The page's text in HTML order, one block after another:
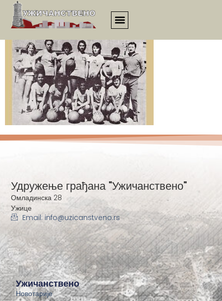
3226
Ужичанствено
Новотарије
Удружење грађана "Ужичанствено"
Омладинска 28
Ужице
Email: info@uzicanstveno.rs